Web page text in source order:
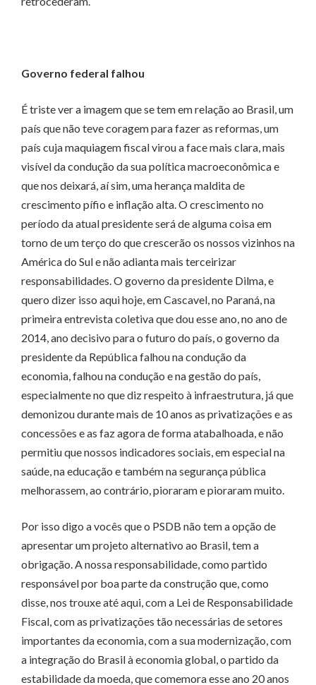
Governo federal falhou
É triste ver a imagem que se tem em relação ao Brasil, um
país que não teve coragem para fazer as reformas, um
país cuja maquiagem fiscal virou a face mais clara, mais
visível da condução da sua política macroeconômica e
que nos deixará, aí sim, uma herança maldita de
crescimento pífio e inflação alta. O crescimento no
período da atual presidente será de alguma coisa em
torno de um terço do que crescerão os nossos vizinhos na
América do Sul e não adianta mais terceirizar
responsabilidades. O governo da presidente Dilma, e
quero dizer isso aqui hoje, em Cascavel, no Paraná, na
primeira entrevista coletiva que dou esse ano, no ano de
2014, ano decisivo para o futuro do país, o governo da
presidente da República falhou na condução da
economia, falhou na condução e na gestão do país,
especialmente no que diz respeito à infraestrutura, já que
demonizou durante mais de 10 anos as privatizações e as
concessões e as faz agora de forma atabalhoada, e não
permitiu que nossos indicadores sociais, em especial na
saúde, na educação e também na segurança pública
melhorassem, ao contrário, pioraram e pioraram muito.
Por isso digo a vocês que o PSDB não tem a opção de
apresentar um projeto alternativo ao Brasil, tem a
obrigação. A nossa responsabilidade, como partido
responsável por boa parte da construção que, como
disse, nos trouxe até aqui, com a Lei de Responsabilidade
Fiscal, com as privatizações tão necessárias de setores
importantes da economia, com a sua modernização, com
a integração do Brasil à economia global, o partido da
estabilidade da moeda, que comemora esse ano 20 anos